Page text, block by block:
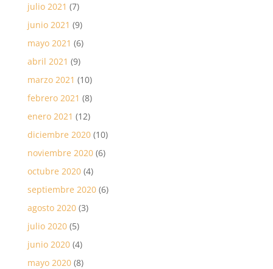
julio 2021 (7)
junio 2021 (9)
mayo 2021 (6)
abril 2021 (9)
marzo 2021 (10)
febrero 2021 (8)
enero 2021 (12)
diciembre 2020(10)
noviembre 2020(6)
octubre 2020(4)
septiembre 2020(6)
agosto 2020(3)
julio 2020(5)
junio 2020(4)
mayo 2020(8)